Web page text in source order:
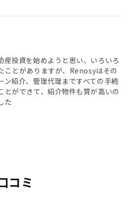
産投資を始めようと思い、いろいろ
ことがありますが、Renosyはその
ン紹介、管理代理まですべての手続
とができて、紹介物件も質が高いの
た
コミ